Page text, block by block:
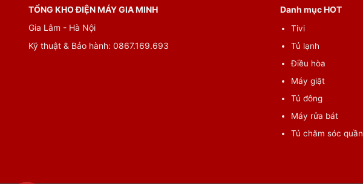
TỔNG KHO ĐIỆN MÁY GIA MINH
Gia Lâm - Hà Nội
Kỹ thuật & Bảo hành: 0867.169.693
Danh mục HOT
Tivi
Tủ lạnh
Điều hòa
Máy giặt
Tủ đông
Máy rửa bát
Tủ chăm sóc